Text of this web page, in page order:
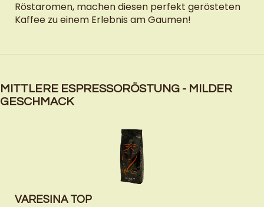
Röstaromen, machen diesen perfekt gerösteten
Kaffee zu einem Erlebnis am Gaumen!
MITTLERE ESPRESSORÖSTUNG - MILDER
GESCHMACK
VARESINA TOP